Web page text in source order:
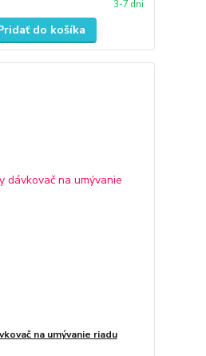
3-7 dni
do košíka
na umývanie riadu